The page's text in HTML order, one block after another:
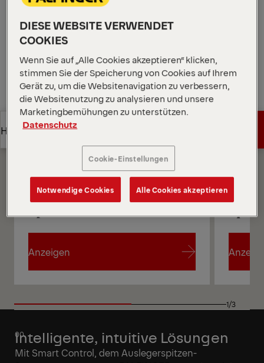
Diagramme öffnen
Angebot anfordern
Angebot anfordern
Vertriebspartner finden
Vertriebspartner finden
Highlights
Angebot anfordern
Diagramme
Anzeigen
1/3
Intelligente, intuitive Lösungen
Mit Smart Control, dem Auslegerspitzen-
DIESE WEBSITE VERWENDET
COOKIES
Wenn Sie auf „Alle Cookies akzeptieren“ klicken,
stimmen Sie der Speicherung von Cookies auf Ihrem
Gerät zu, um die Websitenavigation zu verbessern,
die Websitenutzung zu analysieren und unsere
Marketingbemühungen zu unterstützen.
Datenschutz
Cookie-Einstellungen
Notwendige Cookies Alle Cookies akzeptieren